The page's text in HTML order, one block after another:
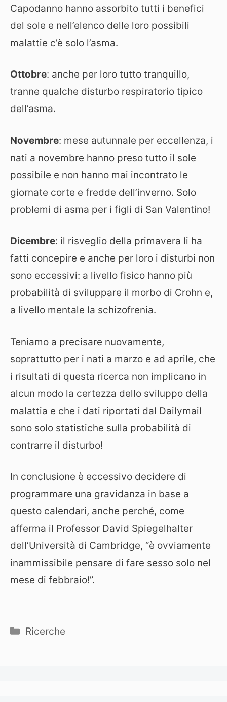
Capodanno hanno assorbito tutti i benefici
del sole e nell’elenco delle loro possibili
malattie c’è solo l’asma.
Ottobre: anche per loro tutto tranquillo,
tranne qualche disturbo respiratorio tipico
dell’asma.
Novembre: mese autunnale per eccellenza, i
nati a novembre hanno preso tutto il sole
possibile e non hanno mai incontrato le
giornate corte e fredde dell’inverno. Solo
problemi di asma per i figli di San Valentino!
Dicembre: il risveglio della primavera li ha
fatti concepire e anche per loro i disturbi non
sono eccessivi: a livello fisico hanno più
probabilità di sviluppare il morbo di Crohn e,
a livello mentale la schizofrenia.
Teniamo a precisare nuovamente,
soprattutto per i nati a marzo e ad aprile, che
i risultati di questa ricerca non implicano in
alcun modo la certezza dello sviluppo della
malattia e che i dati riportati dal Dailymail
sono solo statistiche sulla probabilità di
contrarre il disturbo!
In conclusione è eccessivo decidere di
programmare una gravidanza in base a
questo calendari, anche perché, come
afferma il Professor David Spiegelhalter
dell’Università di Cambridge, “è ovviamente
inammissibile pensare di fare sesso solo nel
mese di febbraio!”.
Categorie
Ricerche